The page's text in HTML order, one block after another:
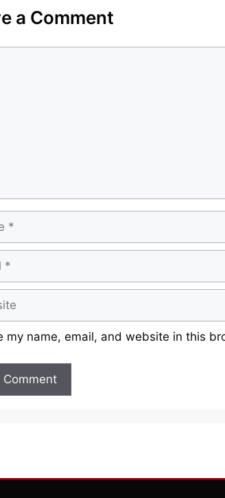
a Comment
my name, email, and website in this